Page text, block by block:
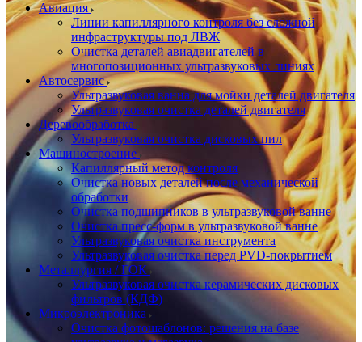
Авиация
Линии капиллярного контроля без сложной
инфраструктуры под ЛВЖ
Очистка деталей авиадвигателей в
многопозиционных ультразвуковых линиях
Автосервис
Ультразвуковая ванна для мойки деталей двигателя
Ультразвуковая очистка деталей двигателя
Деревообработка
Ультразвуковая очистка дисковых пил
Машиностроение
Капиллярный метод контроля
Очистка новых деталей после механической
обработки
Очистка подшипников в ультразвуковой ванне
Очистка пресс-форм в ультразвуковой ванне
Ультразвуковая очистка инструмента
Ультразвуковая очистка перед PVD-покрытием
Металлургия / ГОК
Ультразвуковая очистка керамических дисковых
фильтров (КДФ)
Микроэлектроника
Очистка фотошаблонов: решения на базе